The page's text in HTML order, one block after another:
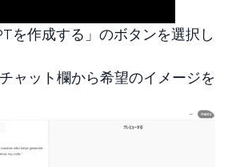
を作成する」のボタンを選択し
ャット欄から希望のイメージを